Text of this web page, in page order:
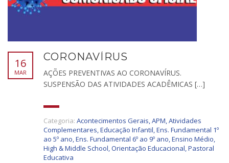
16
MAR
CORONAVÍRUS
AÇÕES PREVENTIVAS AO CORONAVÍRUS.
SUSPENSÃO DAS ATIVIDADES ACADÊMICAS […]
Categoria: Acontecimentos Gerais,APM,Atividades
Complementares,Educação Infantil,Ens. Fundamental 1º
ao 5º ano,Ens. Fundamental 6º ao 9º ano,Ensino Médio,
High & Middle School,Orientação Educacional,Pastoral
Educativa